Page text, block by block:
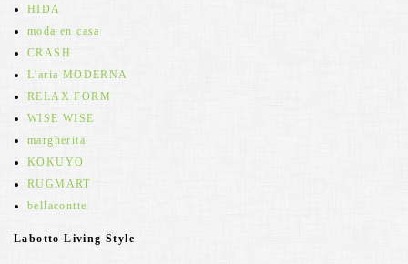
HIDA
moda en casa
CRASH
L'aria MODERNA
RELAX FORM
WISE WISE
margherita
KOKUYO
RUGMART
bellacontte
Labotto Living Style